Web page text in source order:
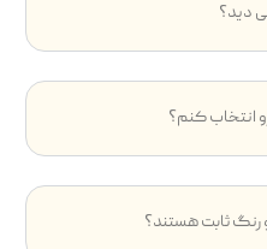
دید؟
انتخاب کنم؟
ثابت هستند؟